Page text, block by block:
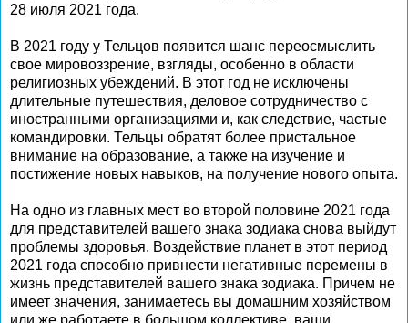
28 июля 2021 года.
В 2021 году у Тельцов появится шанс переосмыслить
свое мировоззрение, взгляды, особенно в области
религиозных убеждений. В этот год не исключены
длительные путешествия, деловое сотрудничество с
иностранными организациями и, как следствие, частые
командировки. Тельцы обратят более пристальное
внимание на образование, а также на изучение и
постижение новых навыков, на получение нового опыта.
На одно из главных мест во второй половине 2021 года
для представителей вашего знака зодиака снова выйдут
проблемы здоровья. Воздействие планет в этот период
2021 года способно привнести негативные перемены в
жизнь представителей вашего знака зодиака. Причем не
имеет значения, занимаетесь вы домашним хозяйством
или же работаете в большом коллективе, ваши